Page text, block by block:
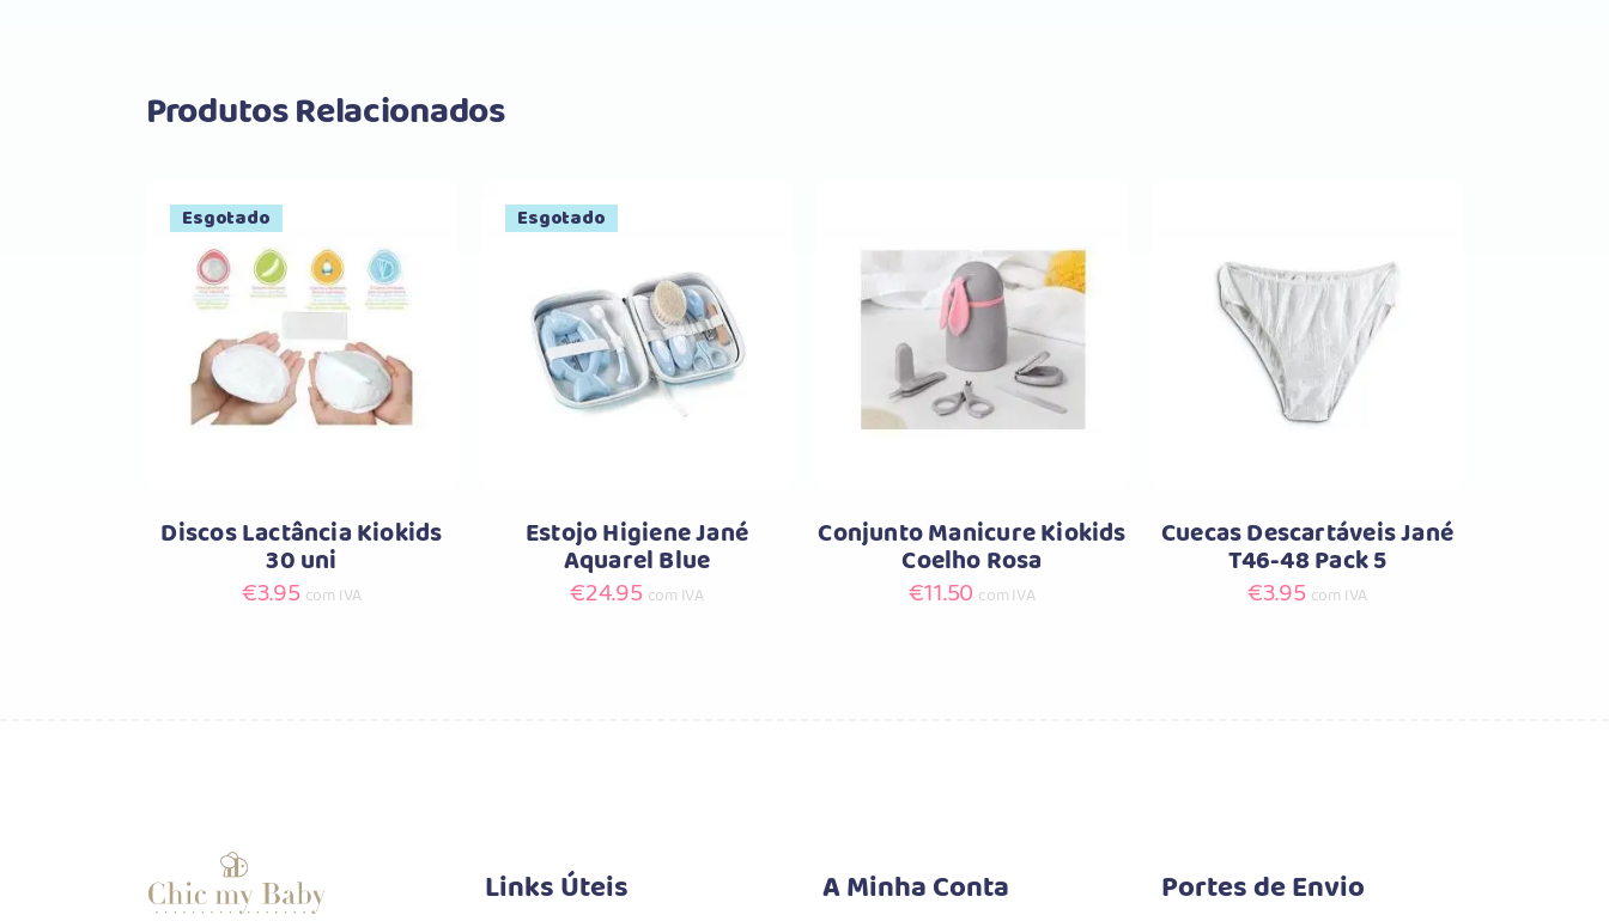
Produtos Relacionados
Esgotado
Comprar
Discos Lactância Kiokids
30 uni
€3.95 com IVA
Esgotado
Comprar
Estojo Higiene Jané
Aquarel Blue
€24.95 com IVA
Comprar
Conjunto Manicure Kiokids
Coelho Rosa
€11.50 com IVA
Comprar
Cuecas Descartáveis Jané
T46-48 Pack 5
€3.95 com IVA
Links Úteis A Minha Conta Portes de Envio